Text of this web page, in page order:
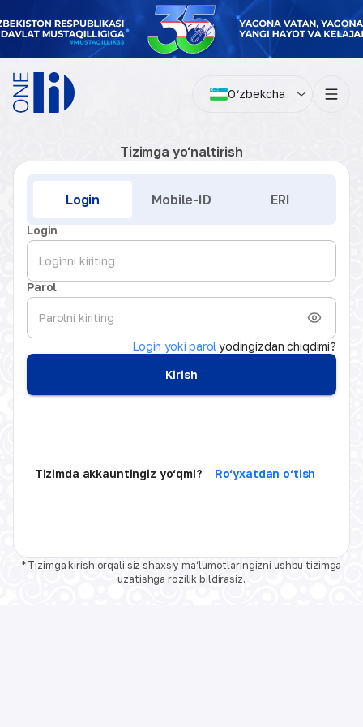
O‘zbekcha
Tizimga yo‘naltirish
Login Mobile-ID ERI
Login
Parol
Login yoki parolyodingizdan chiqdimi?
Kirish
Tizimda akkauntingiz yo‘qmi? Ro‘yxatdan o‘tish
* Tizimga kirish orqali siz shaxsiy ma‘lumotlaringizni ushbu tizimga
uzatishga rozilik bildirasiz.